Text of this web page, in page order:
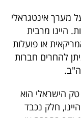
מערך אינטגראלי
היינו מרבית
או פועלות
להחרים חברות
הישראלי הוא
חלק נכבד